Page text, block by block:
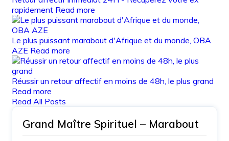
rapidement Read more
Le plus puissant marabout d'Afrique et du monde, OBA
AZE Read more
Réussir un retour affectif en moins de 48h, le plus grand
Read more
Read All Posts
Grand Maître Spirituel – Marabout